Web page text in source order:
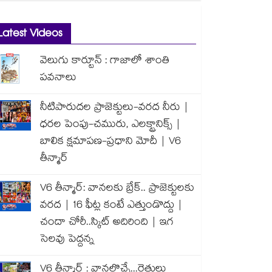
Videos
వెలుగు కార్టూన్ : గాజాలో శాంతి
పవనాలు
నీటిపారుదల ప్రాజెక్టులు-వరద నీరు |
ధరల పెంపు-చమురు, ఎలక్ట్రానిక్స్ |
బాలిక క్షమాపణ-ప్రధాని మోదీ | V6
తీన్మార్
V6 తీన్మార్: వానలకు బ్రేక్.. ప్రాజెక్టులకు
వరద | 16 ఫీట్ల కంటే ఎత్తుండొద్దు |
చందా చోరీ..స్కిట్ అదిరింది | ఇగ
సెలవు పెద్దన్న